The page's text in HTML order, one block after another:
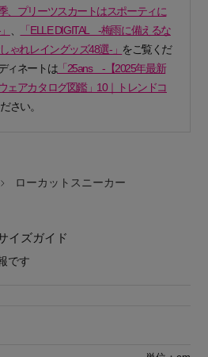
センシャル】
が交差する16の名品
the Loop
、プリーツスカートはスポーティに
、
「ELLE DIGITAL -梅雨に備えるな
ゃれレイングッズ48選-」 をご覧くだ
ィネートは「25ans -【2025年最新
ェアカタログ図鑑」10｜トレンドコ
さい。
ローカットスニーカー
イズガイド
です